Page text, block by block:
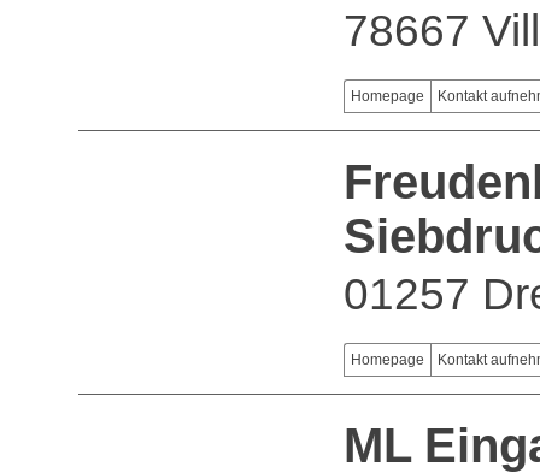
78667
Homepage Kontakt
01257
Homepage Kontakt
ML